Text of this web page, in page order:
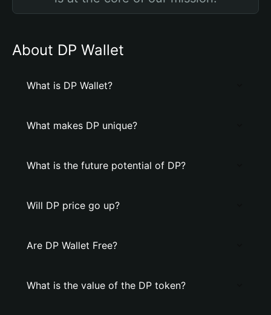
About DP Wallet
What is DP Wallet?
What makes DP unique?
What is the future potential of DP?
Will DP price go up?
Are DP Wallet Free?
What is the value of the DP token?